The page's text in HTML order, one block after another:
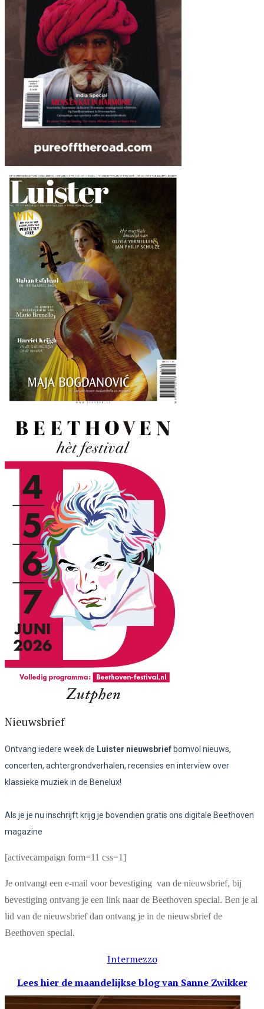
Nieuwsbrief
Ontvang iedere week de Luister nieuwsbrief bomvol nieuws,
concerten, achtergrondverhalen, recensies en interview over
klassieke muziek in de Benelux!
Als je je nu inschrijft krijg je bovendien gratis ons digitale Beethoven
magazine
[activecampaign form=11 css=1]
Je ontvangt een e-mail voor bevestiging van de nieuwsbrief, bij
bevestiging ontvang je een link naar de Beethoven special. Ben je al
lid van de nieuwsbrief dan ontvang je in de nieuwsbrief de
Beethoven special.
Intermezzo
Lees hier de maandelijkse blogvan Sanne Zwikker